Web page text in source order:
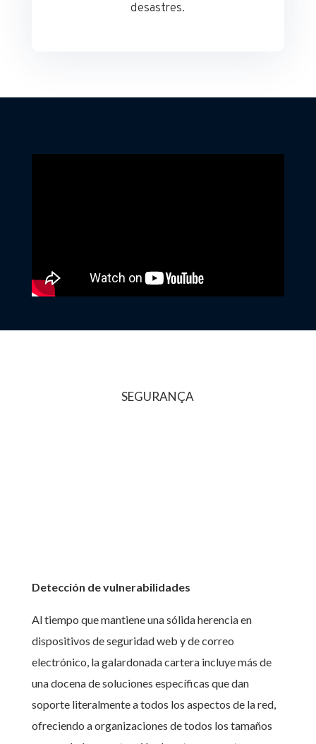
desastres.
SEGURANÇA
Detección de vulnerabilidades
Al tiempo que mantiene una sólida herencia en
dispositivos de seguridad web y de correo
electrónico, la galardonada cartera incluye más de
una docena de soluciones específicas que dan
soporte literalmente a todos los aspectos de la red,
ofreciendo a organizaciones de todos los tamaños